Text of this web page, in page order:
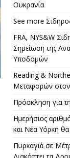
Ουκρανία
See more
FRA, NYS&W
Σημείωση της
Υποδομών
Reading &
Μεταφορών
Πρόσκληση για
Ημερήσιος
και Νέα Υόρκη θα
Πυρκαγιά σε